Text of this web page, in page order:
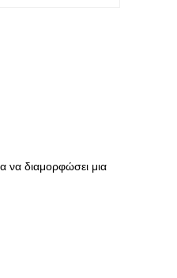
να διαμορφώσει μια